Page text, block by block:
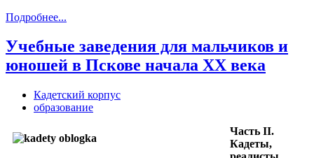
Подробнее...
Учебные заведения для мальчиков и
юношей в Пскове начала XX века
Кадетский корпус
образование
Часть II.
Кадеты,